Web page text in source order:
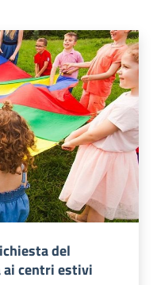
del
centri estivi